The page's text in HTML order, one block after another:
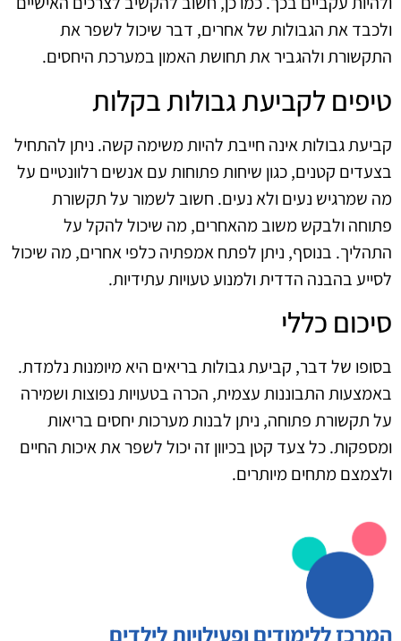
ולכבד את הגבולות של אחרים, דבר שיכול לשפר את
התקשורת ולהגביר את תחושת האמון במערכת היחסים.
טיפים לקביעת גבולות בקלות
קביעת גבולות אינה חייבת להיות משימה קשה. ניתן להתחיל
בצעדים קטנים, כגון שיחות פתוחות עם אנשים רלוונטיים על
מה שמרגיש נעים ולא נעים. חשוב לשמור על תקשורת
פתוחה ולבקש משוב מהאחרים, מה שיכול להקל על
התהליך. בנוסף, ניתן לפתח אמפתיה כלפי אחרים, מה שיכול
לסייע בהבנה הדדית ולמנוע טעויות עתידיות.
סיכום כללי
בסופו של דבר, קביעת גבולות בריאים היא מיומנות נלמדת.
באמצעות התבוננות עצמית, הכרה בטעויות נפוצות ושמירה
על תקשורת פתוחה, ניתן לבנות מערכות יחסים בריאות
ומספקות. כל צעד קטן בכיוון זה יכול לשפר את איכות החיים
ולצמצם מתחים מיותרים.
המרכז ללימודים ופעילויות לילדים